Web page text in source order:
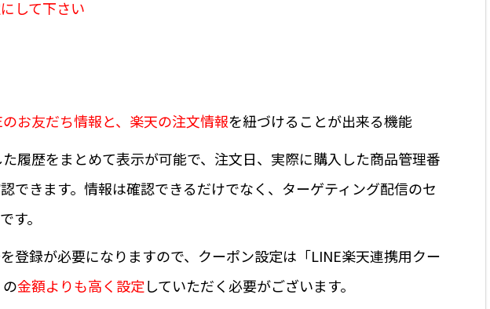
して下さい
のお友だち情報と、 楽天の注文情報を紐づけることが出来る機能
履歴をまとめて表示が可能で、 注文日、実際に購入した商品管理番
できます。情報は確認できるだけでなく、 ターゲティング配信のセ
す。
登録が必要になりますので、クーポン設定は 「LINE楽天連携用クー
金額よりも高く設定していただく必要がございます。